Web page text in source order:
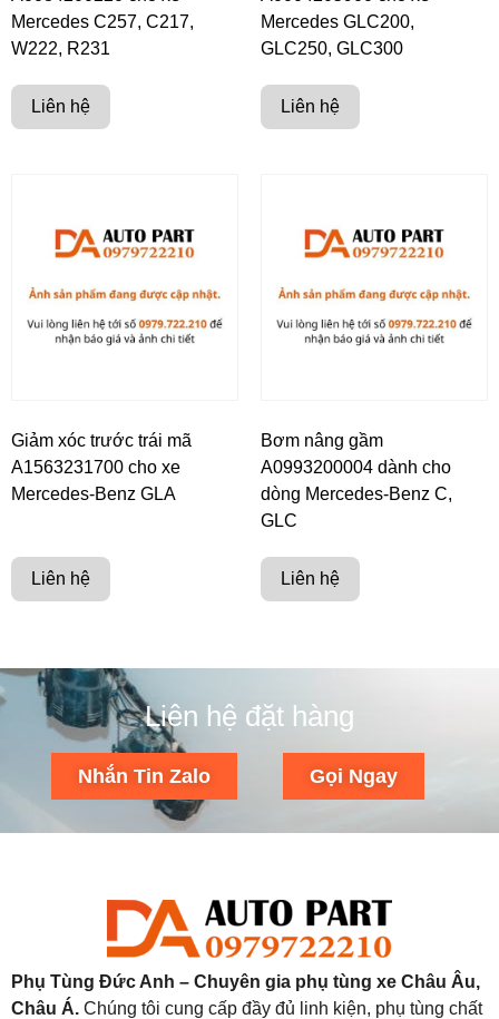
Mercedes C257, C217,
W222, R231
Liên hệ
Mercedes GLC200,
GLC250, GLC300
Liên hệ
Giảm xóc trước trái mã
A1563231700 cho xe
Mercedes-Benz GLA
Liên hệ
Bơm nâng gầm
A0993200004 dành cho
dòng Mercedes-Benz C,
GLC
Liên hệ
Liên hệ đặt hàng
Nhắn Tin Zalo Gọi Ngay
Phụ Tùng Đức Anh – Chuyên gia phụ tùng xe Châu Âu,
Châu Á. Chúng tôi cung cấp đầy đủ linh kiện, phụ tùng chất